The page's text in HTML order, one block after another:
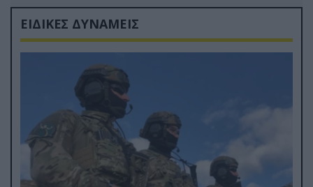
ΕΙΔΙΚΕΣ ΔΥΝΑΜΕΙΣ